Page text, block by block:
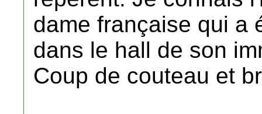
dame française qui a
dans le hall de son
Coup de couteau et